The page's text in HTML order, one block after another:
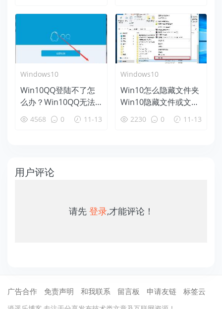
Windows10
Win10QQ登陆不了怎
么办？Win10QQ无法
访问个人文件夹解决方
法
4568 0 11-13
Windows10
Win10怎么隐藏文件夹
Win10隐藏文件或文件
夹方法2230 0 11-13
用户评论
请先 登录,才能评论！
广告合作 免责声明 和我联系 留言板 申请友链 标签云